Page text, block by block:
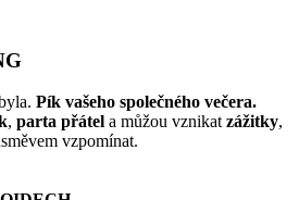
Pík vašeho společného večera.
, parta přátel a můžou vznikatzážitky,
vzpomínat.